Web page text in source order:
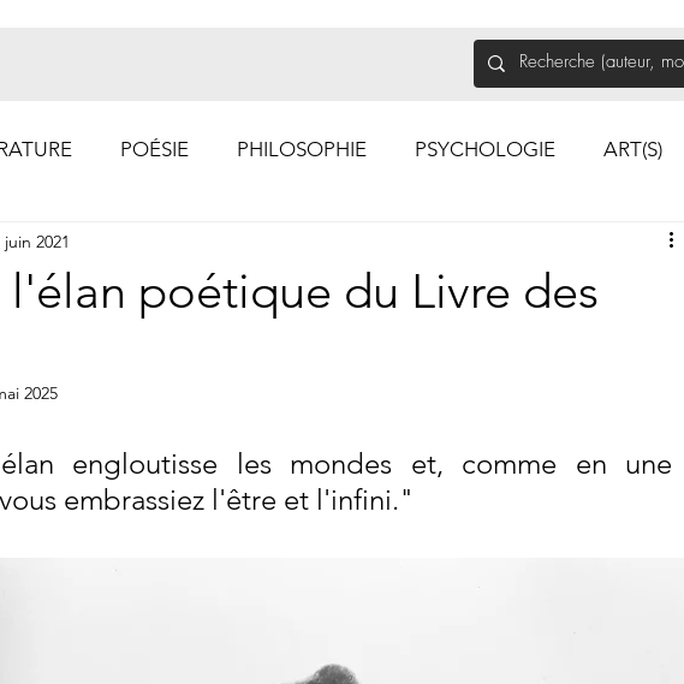
POÉSIE PHILOSOPHIE PSYCHOLOGIE ART(S)
CHOSES VUES (Photographies)
poétique du Livre des
juin 2021
2025
engloutisse les mondes et, comme en une
embrassiez l'être et l'infini."